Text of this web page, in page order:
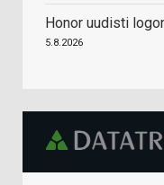
Honor uudisti
5.8.2026